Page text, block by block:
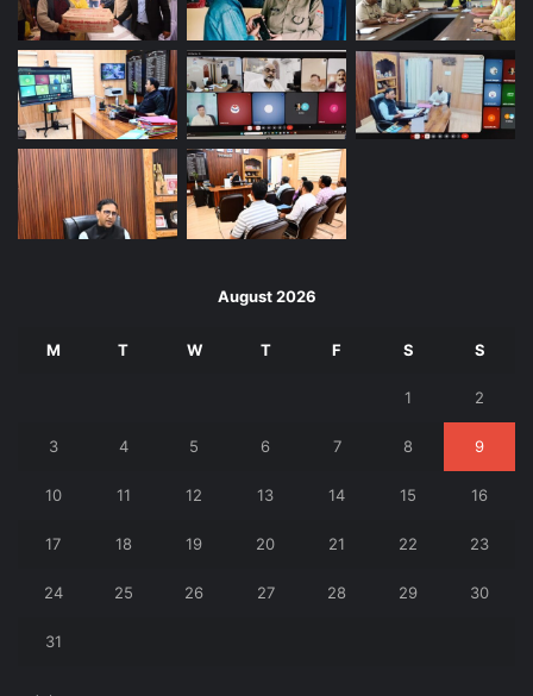
August 2026
M T W T F S S
1 2
3 4 5 6 7 8 9
10 11 12 13 14 15 16
17 18 19 20 21 22 23
24 25 26 27 28 29 30
31